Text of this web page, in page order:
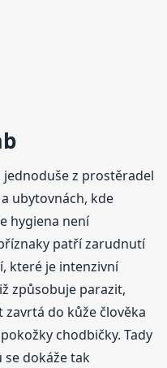
jednoduše z prostěradel
ubytovnách, kde
hygiena není
patří zarudnutí
které je intenzivní
způsobuje parazit,
do kůže člověka
chodbičky. Tady
se dokáže tak